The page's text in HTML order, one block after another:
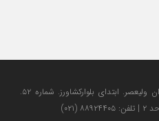
تهران. میدان ولی‎عصر. ابتدای بلوارکشاورز. شماره ۵۲.